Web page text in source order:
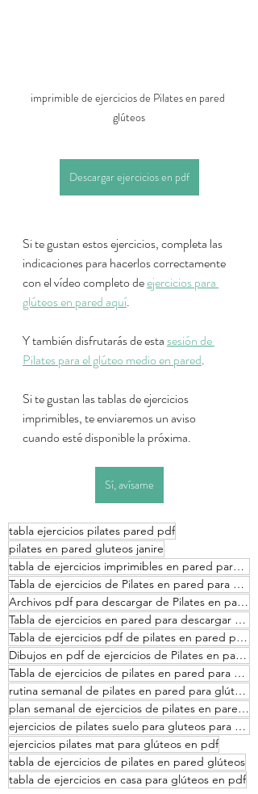
imprimible de ejercicios de Pilates en pared
glúteos
Descargar ejercicios en pdf
Si te gustan estos ejercicios, completa las
indicaciones para hacerlos correctamente
con el vídeo completo de ejercicios para
glúteos en pared aquí.
Y también disfrutarás de esta sesión de
Pilates para el glúteo medio en pared.
Si te gustan las tablas de ejercicios
imprimibles, te enviaremos un aviso
cuando esté disponible la próxima.
Sí, avísame
tabla ejercicios pilates pared pdf
pilates en pared gluteos janire
tabla de ejercicios imprimibles en pared para glúteos
Tabla de ejercicios de Pilates en pared para glúteos para imprimir
Archivos pdf para descargar de Pilates en pared para gluteos
Tabla de ejercicios en pared para descargar e imprimir
Tabla de ejercicios pdf de pilates en pared para glúteos
Dibujos en pdf de ejercicios de Pilates en pared para glúteos
Tabla de ejercicios de pilates en pared para glúteos en pdf
rutina semanal de pilates en pared para glúteos
plan semanal de ejercicios de pilates en pared en pdf
ejercicios de pilates suelo para gluteos para descargar
ejercicios pilates mat para glúteos en pdf
tabla de ejercicios de pilates en pared glúteos
tabla de ejercicios en casa para glúteos en pdf